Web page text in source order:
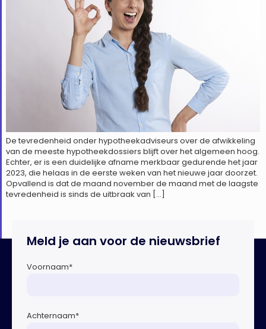
De tevredenheid onder hypotheekadviseurs over de afwikkeling
van de meeste hypotheekdossiers blijft over het algemeen hoog.
Echter, er is een duidelijke afname merkbaar gedurende het jaar
2023, die helaas in de eerste weken van het nieuwe jaar doorzet.
Opvallend is dat de maand november de maand met de laagste
tevredenheid is sinds de uitbraak van […]
Meld je aan voor de nieuwsbrief
Voornaam*
Achternaam*